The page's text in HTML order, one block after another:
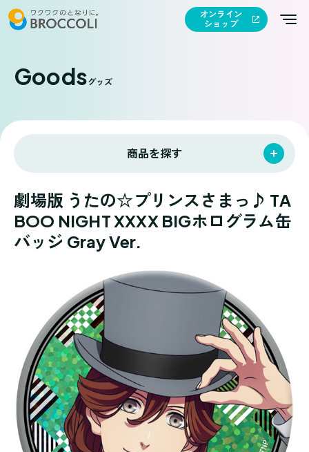
オンライン
ショップ
Goodsグッズ
商品を探す
劇場版 うたの☆プリンスさまっ♪ TA
BOO NIGHT XXXX BIGホログラム缶
バッジ Gray Ver.